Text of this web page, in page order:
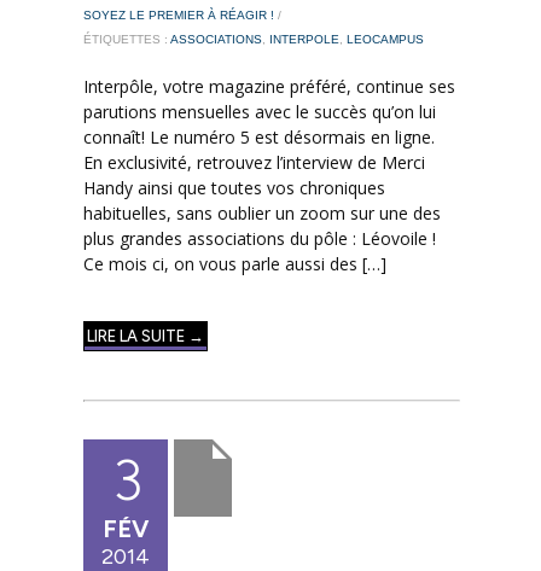
SOYEZ LE PREMIER À RÉAGIR ! /
ÉTIQUETTES : ASSOCIATIONS, INTERPOLE, LEOCAMPUS
Interpôle, votre magazine préféré, continue ses
parutions mensuelles avec le succès qu’on lui
connaît! Le numéro 5 est désormais en ligne.
En exclusivité, retrouvez l’interview de Merci
Handy ainsi que toutes vos chroniques
habituelles, sans oublier un zoom sur une des
plus grandes associations du pôle : Léovoile !
Ce mois ci, on vous parle aussi des […]
LIRE LA SUITE →
3
FÉV
2014